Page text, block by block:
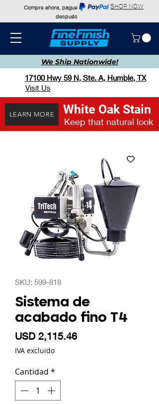
We Ship Nationwide!
Compre ahora, pague
después
SHOP NOW
17100 Hwy 59 N, Ste. A, Humble, TX
Visit Us
LEARN MORE White Oak Stain
Keep that natural look
SKU: 599-818
Sistema de
acabado fino T4
USD 2,115.46Precio
IVA excluido
Cantidad *